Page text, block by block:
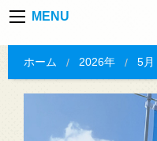
MENU
ホーム 2026年 5月